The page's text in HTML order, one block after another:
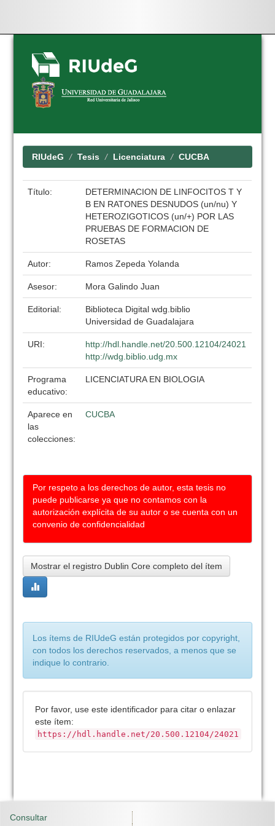
Skip
navigation
RIUdeG Tesis Licenciatura CUCBA
Título:
DETERMINACION DE LINFOCITOS T Y
B EN RATONES DESNUDOS (un/nu) Y
HETEROZIGOTICOS (un/+) POR LAS
PRUEBAS DE FORMACION DE
ROSETAS
Autor: Ramos Zepeda Yolanda
Asesor: Mora Galindo Juan
Editorial:
Biblioteca Digital wdg.biblio
Universidad de Guadalajara
URI:
http://hdl.handle.net/20.500.12104/24021
http://wdg.biblio.udg.mx
Programa
educativo:
LICENCIATURA EN BIOLOGIA
Aparece en
las
colecciones:
CUCBA
Por respeto a los derechos de autor, esta tesis no
puede publicarse ya que no contamos con la
autorización explícita de su autor o se cuenta con un
convenio de confidencialidad
Mostrar el registro Dublin Core completo del ítem
Los ítems de RIUdeG están protegidos por copyright,
con todos los derechos reservados, a menos que se
indique lo contrario.
Por favor, use este identificador para citar o enlazar
este ítem:
https://hdl.handle.net/20.500.12104/24021
Consultar